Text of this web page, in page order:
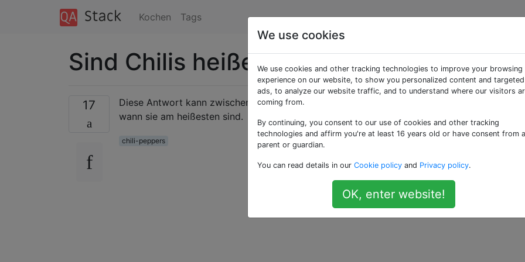
Kochen Tags
Sind Chilis heißer, wenn sie reif sind?
17
Diese Antwort kann zwischen den verschiedenen Chilisorten variieren, aber ich bin
wann sie am heißesten sind.
chili-peppers
We use cookies
We use cookies and other tracking technologies to improve your browsing
experience on our website, to show you personalized content and targeted
ads, to analyze our website traffic, and to understand where our visitors
coming from.
By continuing, you consent to our use of cookies and other tracking
technologies and affirm you're at least 16 years old or have consent from a
parent or guardian.
You can read details in our Cookie policy and Privacy policy.
OK, enter website!